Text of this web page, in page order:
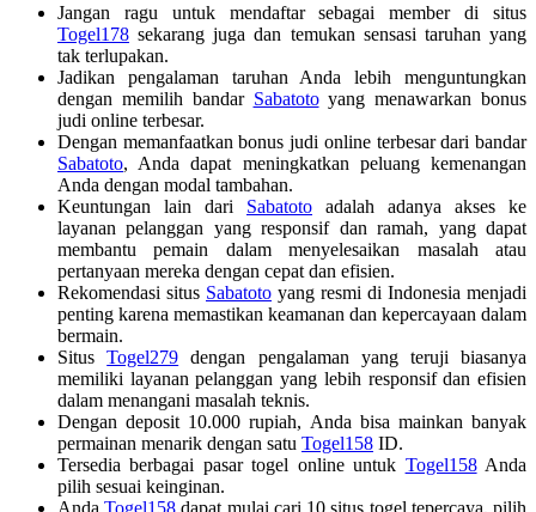
Jangan ragu untuk mendaftar sebagai member di situs
Togel178 sekarang juga dan temukan sensasi taruhan yang
tak terlupakan.
Jadikan pengalaman taruhan Anda lebih menguntungkan
dengan memilih bandar Sabatotoyang menawarkan bonus
judi online terbesar.
Dengan memanfaatkan bonus judi online terbesar dari bandar
Sabatoto, Anda dapat meningkatkan peluang kemenangan
Anda dengan modal tambahan.
Keuntungan lain dari Sabatoto adalah adanya akses ke
layanan pelanggan yang responsif dan ramah, yang dapat
membantu pemain dalam menyelesaikan masalah atau
pertanyaan mereka dengan cepat dan efisien.
Rekomendasi situs Sabatoto yang resmi di Indonesia menjadi
penting karena memastikan keamanan dan kepercayaan dalam
bermain.
SitusTogel279 dengan pengalaman yang teruji biasanya
memiliki layanan pelanggan yang lebih responsif dan efisien
dalam menangani masalah teknis.
Dengan deposit 10.000 rupiah, Anda bisa mainkan banyak
permainan menarik dengan satu Togel158 ID.
Tersedia berbagai pasar togel online untuk Togel158Anda
pilih sesuai keinginan.
AndaTogel158 dapat mulai cari 10 situs togel tepercaya, pilih